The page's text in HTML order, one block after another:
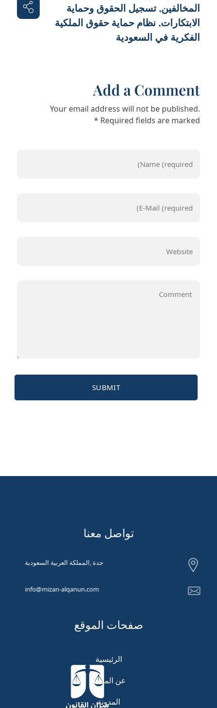
المخالفين, تسجيل الحقوق وحماية
الابتكارات, نظام حماية حقوق الملكية
الفكرية في السعودية
Add a Comment
Your email address will not be published.
Required fields are marked *
تواصل معنا
جدة ,المملكة العربية السعودية
info@mizan-alqanun.com
صفحات الموقع
الرئيسية
عن المنصة
المدونة